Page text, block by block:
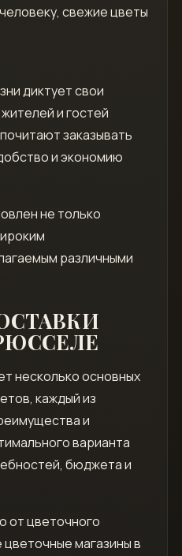
свежие цветы
диктует свои
и гостей
заказывать
и экономию
не только
различными
несколько основных
каждый из
и
варианта
бюджета и
от цветочного
магазины в